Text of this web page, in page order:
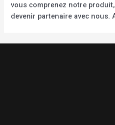
vous comprenez notre
devenir partenaire avec nous.